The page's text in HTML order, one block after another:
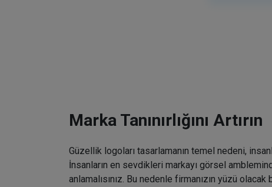
Marka Tanınırlığını Artırın
Güzellik logoları tasarlamanın temel nedeni,
İnsanların en sevdikleri markayı görsel
anlamalısınız. Bu nedenle firmanızın yüzü